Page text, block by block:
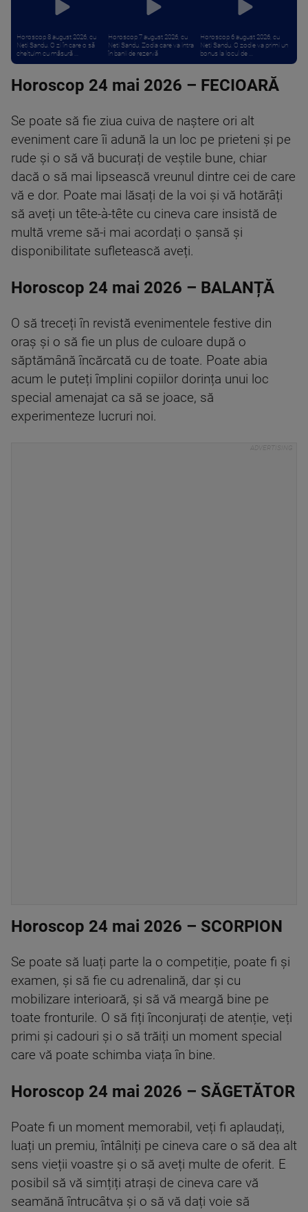
Horoscop 8 august 2026, cu
Neti Sandu. O zi în care o să
cheltuim cu măsură ...
Horoscop 7 august 2026, cu
Neti Sandu. Zodia care va intra
în banii de rezervă
Horoscop 6 august 2026, cu
Neti Sandu. O zodie va primi un
bonus la locul de ...
Horoscop 24 mai 2026 – FECIOARĂ
Se poate să fie ziua cuiva de naștere ori alt
eveniment care îi adună la un loc pe prieteni și pe
rude și o să vă bucurați de veștile bune, chiar
dacă o să mai lipsească vreunul dintre cei de care
vă e dor. Poate mai lăsați de la voi și vă hotărâți
să aveți un tête-à-tête cu cineva care insistă de
multă vreme să-i mai acordați o șansă și
disponibilitate sufletească aveți.
Horoscop 24 mai 2026 – BALANȚĂ
O să treceți în revistă evenimentele festive din
oraș și o să fie un plus de culoare după o
săptămână încărcată cu de toate. Poate abia
acum le puteți împlini copiilor dorința unui loc
special amenajat ca să se joace, să
experimenteze lucruri noi.
Horoscop 24 mai 2026 – SCORPION
Se poate să luați parte la o competiție, poate fi și
examen, și să fie cu adrenalină, dar și cu
mobilizare interioară, și să vă meargă bine pe
toate fronturile. O să fiți înconjurați de atenție, veți
primi și cadouri și o să trăiți un moment special
care vă poate schimba viața în bine.
Horoscop 24 mai 2026 – SĂGETĂTOR
Poate fi un moment memorabil, veți fi aplaudați,
luați un premiu, întâlniți pe cineva care o să dea alt
sens vieții voastre și o să aveți multe de oferit. E
posibil să vă simțiți atrași de cineva care vă
seamănă întrucâtva și o să vă dați voie să